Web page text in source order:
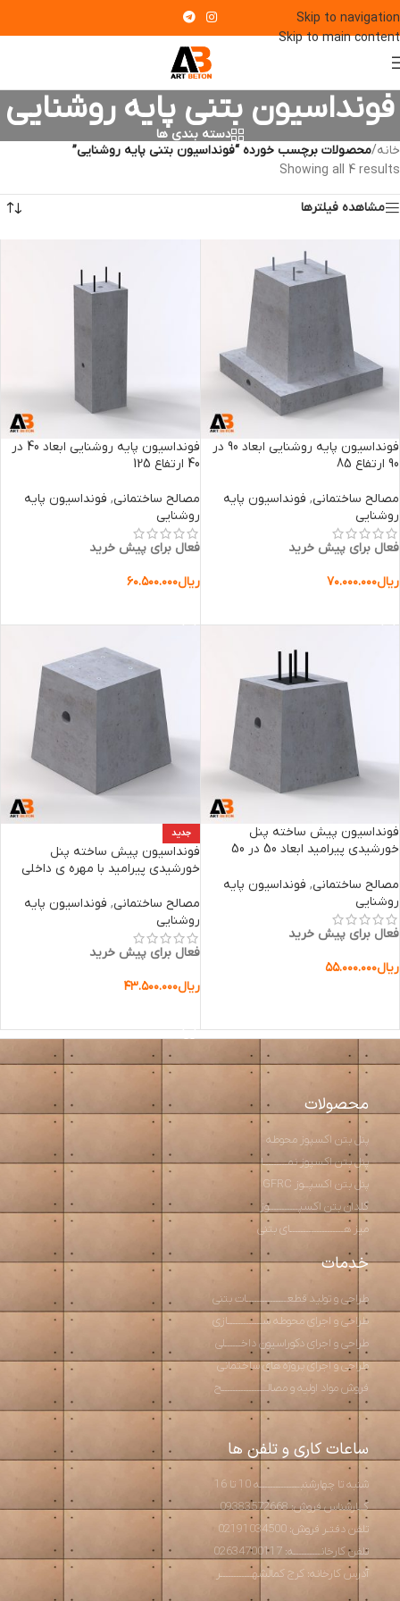
Skip to navigation
Skip to main content
فونداسیون بتنی پایه روشنایی
دسته بندی ها
خانه/محصولات برچسب خورده “فونداسیون بتنی پایه روشنایی”
Showing all 4 results
مشاهده فیلترها
فونداسیون پایه روشنایی ابعاد 90 در
90 ارتفاع 85
مصالح ساختمانی, فونداسیون پایه
روشنایی
فعال برای پیش خرید
ریال۷۰.۰۰۰.۰۰۰
فونداسیون پایه روشنایی ابعاد 40 در
40 ارتفاع 125
مصالح ساختمانی, فونداسیون پایه
روشنایی
فعال برای پیش خرید
ریال۶۰.۵۰۰.۰۰۰
فونداسیون پیش ساخته پنل
خورشیدی پیرامید ابعاد 50 در 50
مصالح ساختمانی, فونداسیون پایه
روشنایی
فعال برای پیش خرید
ریال۵۵.۰۰۰.۰۰۰
جدید
فونداسیون پیش ساخته پنل
خورشیدی پیرامید با مهره ی داخلی
مصالح ساختمانی, فونداسیون پایه
روشنایی
فعال برای پیش خرید
ریال۴۳.۵۰۰.۰۰۰
محصولات
پنل بتن اکسپوز محوطه
پنل بتن اکسپوز نمـــــــــا
پنل بتن اکسپــوز GFRC
گلدان بتن اکسپـــــــــــوز
میز هــــــــــــــــــــای بتنی
خدمات
طراحی و تولید قطعـــــــــــــــات بتنی
طراحی و اجرای محوطه ســـــــــــــازی
طراحی و اجرای دکوراسیون داخــــــلی
طراحی و اجرای پروژه های ساختمانی
فروش مواد اولیه و مصالـــــــــــــــــح
ساعات کاری و تلفن ها
شنبه تا چهارشنبـــــــــــــــه 10 تا 16
کــارشناس فروش: 09383572668
تلفن دفتـر فروش: 02191034500
تلفن کارخانــــــــــه: 02634700117
آدرس کارخانه: کرج کمالشهــــــــــــر